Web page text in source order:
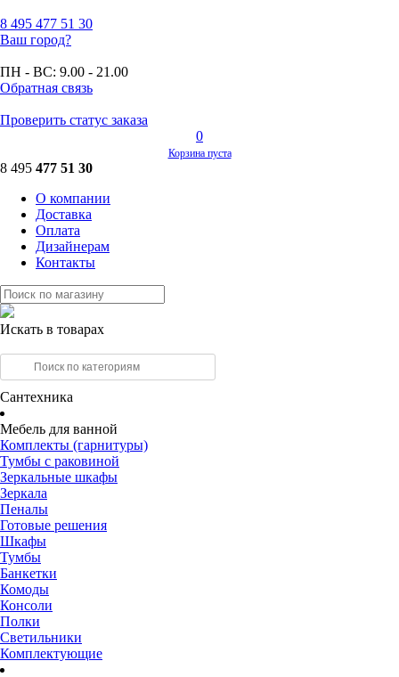
8 495 477 51 30
Ваш город?
ПН - ВС: 9.00 - 21.00
Обратная связь
Проверить статус заказа
0
Корзина пуста
8 495 477 51 30
О компании
Доставка
Оплата
Дизайнерам
Контакты
Искать в товарах
Сантехника
Мебель для ванной
Комплекты (гарнитуры)
Тумбы с раковиной
Зеркальные шкафы
Зеркала
Пеналы
Готовые решения
Шкафы
Тумбы
Банкетки
Комоды
Консоли
Полки
Светильники
Комплектующие